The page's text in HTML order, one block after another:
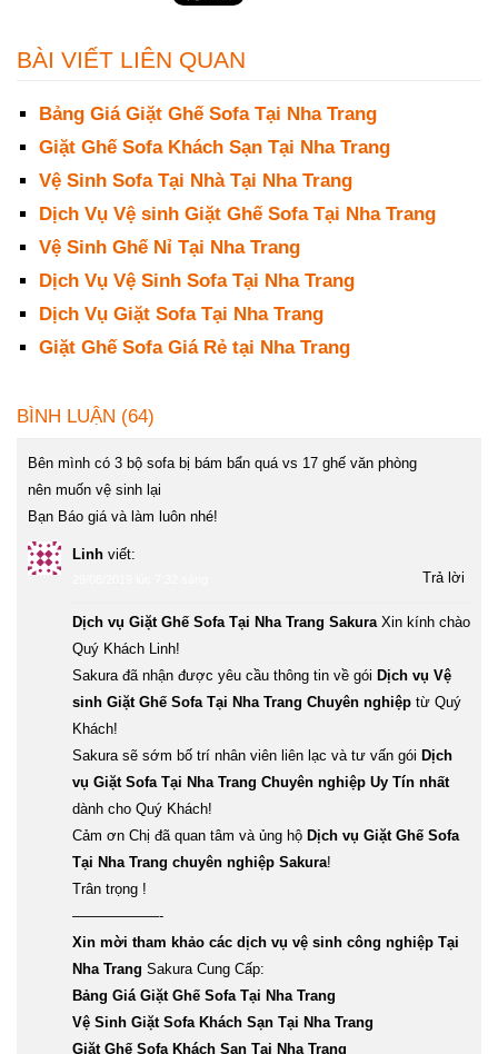
BÀI VIẾT LIÊN QUAN
Bảng Giá Giặt Ghế Sofa Tại Nha Trang
Giặt Ghế Sofa Khách Sạn Tại Nha Trang
Vệ Sinh Sofa Tại Nhà Tại Nha Trang
Dịch Vụ Vệ sinh Giặt Ghế Sofa Tại Nha Trang
Vệ Sinh Ghế Nỉ Tại Nha Trang
Dịch Vụ Vệ Sinh Sofa Tại Nha Trang
Dịch Vụ Giặt Sofa Tại Nha Trang
Giặt Ghế Sofa Giá Rẻ tại Nha Trang
BÌNH LUẬN (64)
Linh viết:
Bên mình có 3 bộ sofa bị bám bẩn quá vs 17 ghế văn phòng
nên muốn vệ sinh lại
Bạn Báo giá và làm luôn nhé!
Trả lời
Dịch vụ Giặt Ghế Sofa Tại Nha Trang Sakura Xin kính chào
Quý Khách Linh!
Sakura đã nhận được yêu cầu thông tin về gói Dịch vụ Vệ
sinh Giặt Ghế Sofa Tại Nha Trang Chuyên nghiệp từ Quý
Khách!
Sakura sẽ sớm bố trí nhân viên liên lạc và tư vấn gói Dịch
vụ Giặt Sofa Tại Nha Trang Chuyên nghiệp Uy Tín nhất
dành cho Quý Khách!
Cảm ơn Chị đã quan tâm và ủng hộ Dịch vụ Giặt Ghế Sofa
Tại Nha Trang chuyên nghiệp Sakura!
Trân trọng !
——————-
Xin mời tham khảo các dịch vụ vệ sinh công nghiệp Tại
Nha Trang Sakura Cung Cấp:
Bảng Giá Giặt Ghế Sofa Tại Nha Trang
Vệ Sinh Giặt Sofa Khách Sạn Tại Nha Trang
Giặt Ghế Sofa Khách Sạn Tại Nha Trang